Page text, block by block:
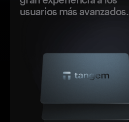
usuarios más avanzados.